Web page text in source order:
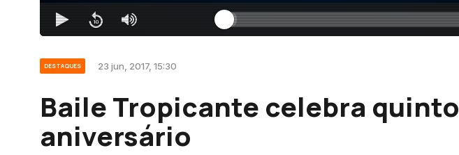
DESTAQUES 23 jun, 2017, 15:30
Baile Tropicante celebra quinto
aniversário